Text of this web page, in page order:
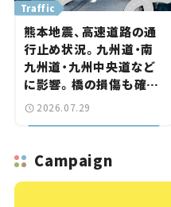
Traffic
熊本地震、高速道路の通
行止め状況。九州道・南
九州道・九州中央道など
に影響。橋の損傷も確認
【道路のニュース】
2026.07.29
Campaign